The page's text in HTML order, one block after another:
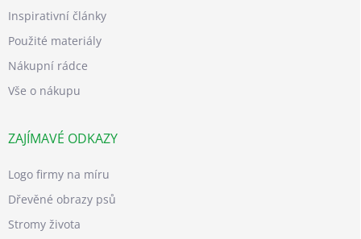
Inspirativní články
Použité materiály
Nákupní rádce
Vše o nákupu
ZAJÍMAVÉ ODKAZY
Logo firmy na míru
Dřevěné obrazy psů
Stromy života